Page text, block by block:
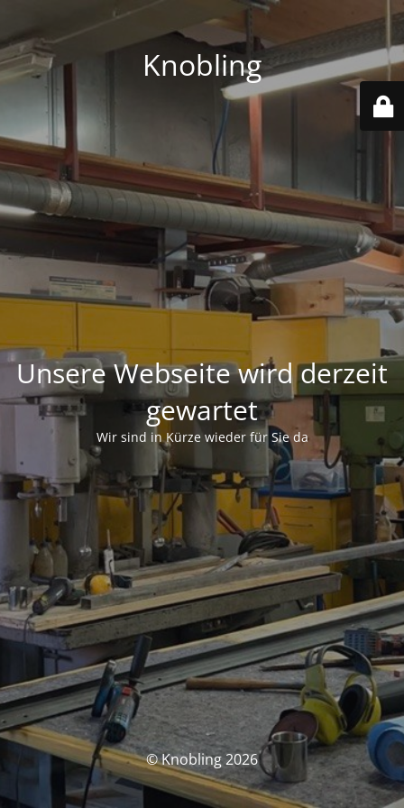
Knobling
Unsere Webseite wird derzeit
gewartet
Wir sind in Kürze wieder für Sie da
© Knobling 2026